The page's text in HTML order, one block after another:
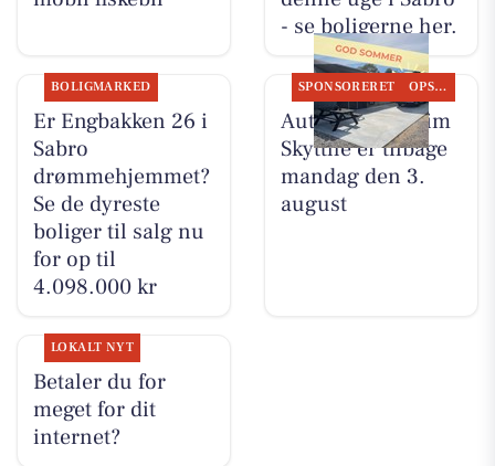
- se boligerne her.
BOLIGMARKED
Er Engbakken 26 i
Sabro
drømmehjemmet?
Se de dyreste
boliger til salg nu
for op til
4.098.000 kr
SPONSORERET OPSLAGSTAVLEN
Autotekniker Kim
Skytthe er tilbage
mandag den 3.
august
LOKALT NYT
Betaler du for
meget for dit
internet?